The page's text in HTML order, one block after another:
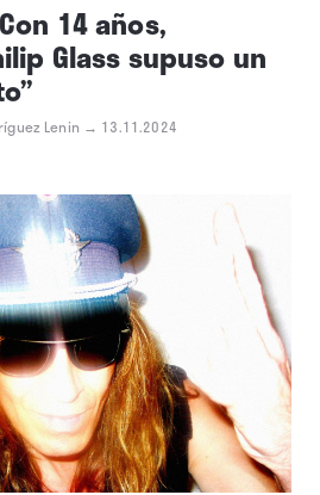
14 años,
Glass supuso un
Lenin → 13.11.2024